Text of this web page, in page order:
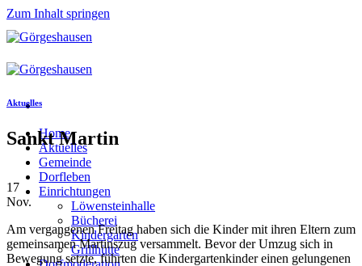
Zum Inhalt springen
Home
Aktuelles
Gemeinde
Dorfleben
Einrichtungen
Löwensteinhalle
Bücherei
Kindergarten
Grillhütte
Aktuelles
Sankt Martin
17
Nov.
Am vergangenen Freitag haben sich die Kinder mit ihren Eltern zum
gemeinsamen Martinszug versammelt. Bevor der Umzug sich in
Bewegung setzte, führten die Kindergartenkinder einen gelungenen